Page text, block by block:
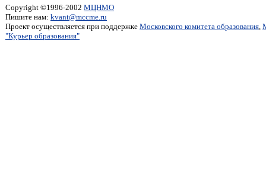
Copyright ©1996-2002 МЦНМО
Пишите нам: kvant@mccme.ru
Проект осуществляется при поддержке Московского комитета образования,
"Курьер образования"